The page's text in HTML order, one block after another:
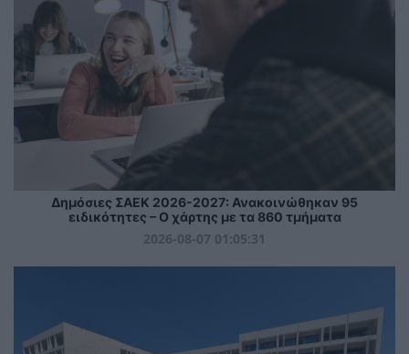
Δημόσιες ΣΑΕΚ 2026-2027: Ανακοινώθηκαν 95
ειδικότητες – Ο χάρτης με τα 860 τμήματα
2026-08-07 01:05:31